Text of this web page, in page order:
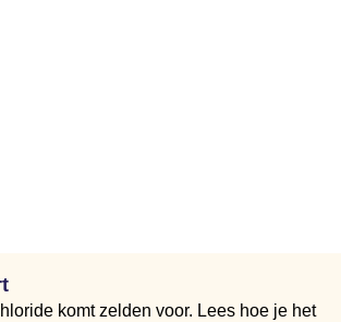
komt zelden voor. Lees hoe je het